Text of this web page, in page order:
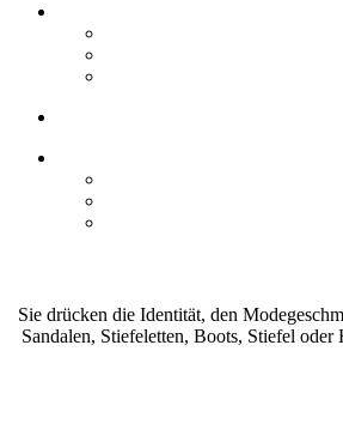
Sie drücken die Identität, den
Sandalen, Stiefeletten, Boots, Stiefel